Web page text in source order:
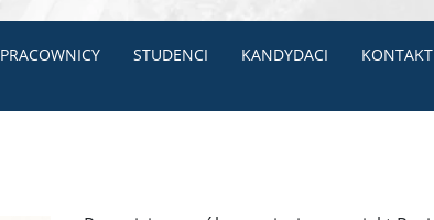
PRACOWNICY STUDENCI KANDYDACI KONTAKT